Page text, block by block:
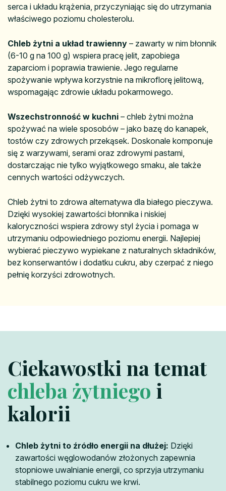
serca i układu krążenia, przyczyniając się do utrzymania
właściwego poziomu cholesterolu.
Chleb żytni a układ trawienny – zawarty w nim błonnik
(6-10 g na 100 g) wspiera pracę jelit, zapobiega
zaparciom i poprawia trawienie. Jego regularne
spożywanie wpływa korzystnie na mikroflorę jelitową,
wspomagając zdrowie układu pokarmowego.
Wszechstronność w kuchni – chleb żytni można
spożywać na wiele sposobów – jako bazę do kanapek,
tostów czy zdrowych przekąsek. Doskonale komponuje
się z warzywami, serami oraz zdrowymi pastami,
dostarczając nie tylko wyjątkowego smaku, ale także
cennych wartości odżywczych.
Chleb żytni to zdrowa alternatywa dla białego pieczywa.
Dzięki wysokiej zawartości błonnika i niskiej
kaloryczności wspiera zdrowy styl życia i pomaga w
utrzymaniu odpowiedniego poziomu energii. Najlepiej
wybierać pieczywo wypiekane z naturalnych składników,
bez konserwantów i dodatku cukru, aby czerpać z niego
pełnię korzyści zdrowotnych.
Ciekawostki na temat
chleba żytniego i
kalorii
Chleb żytni to źródło energii na dłużej: Dzięki
zawartości węglowodanów złożonych zapewnia
stopniowe uwalnianie energii, co sprzyja utrzymaniu
stabilnego poziomu cukru we krwi.